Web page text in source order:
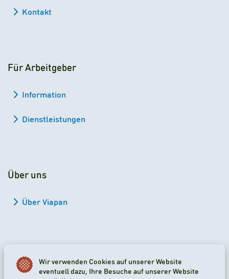
Kontakt
Für Arbeitgeber
Information
Dienstleistungen
Über uns
Über Viapan
2026 Viapan Dologidő Kft. © Alle Rechte vorbehalten.
Wir verwenden Cookies auf unserer Website
eventuell dazu, Ihre Besuche auf unserer Website